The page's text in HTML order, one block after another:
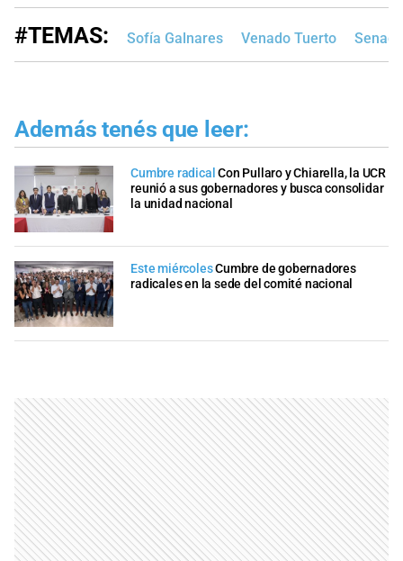
#TEMAS: Sofía Galnares Venado Tuerto
Además tenés que leer:
Cumbre radical Con Pullaro y Chiarella, la UCR
reunió a sus gobernadores y busca consolidar
la unidad nacional
Este miércolesCumbre de gobernadores
radicales en la sede del comité nacional